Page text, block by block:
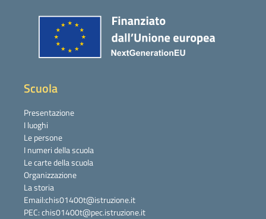
Scuola
Presentazione
I luoghi
Le persone
I numeri della scuola
Le carte della scuola
Organizzazione
La storia
Email:chis01400t@istruzione.it
PEC: chis01400t@pec.istruzione.it